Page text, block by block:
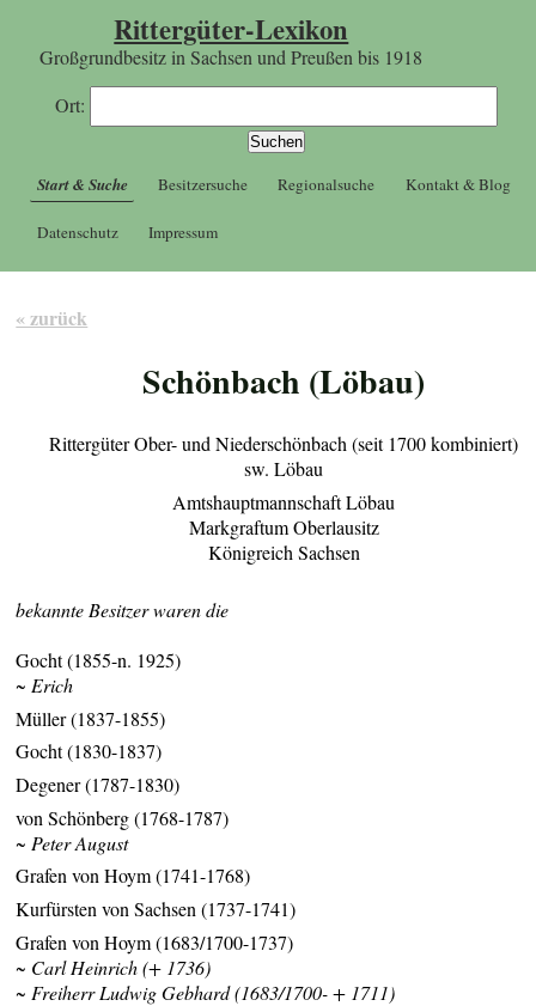
Rittergüter-Lexikon
Großgrundbesitz in Sachsen und Preußen bis 1918
Ort:
Start & Suche Besitzersuche Regionalsuche Kontakt & Blog
Datenschutz Impressum
« zurück
Schönbach (Löbau)
Rittergüter Ober- und Niederschönbach (seit 1700 kombiniert)
sw. Löbau
Amtshauptmannschaft Löbau
Markgraftum Oberlausitz
Königreich Sachsen
bekannte Besitzer waren die
Gocht (1855-n. 1925)
~ Erich
Müller (1837-1855)
Gocht (1830-1837)
Degener (1787-1830)
von Schönberg (1768-1787)
~ Peter August
Grafen von Hoym (1741-1768)
Kurfürsten von Sachsen (1737-1741)
Grafen von Hoym (1683/1700-1737)
~ Carl Heinrich (+ 1736)
~ Freiherr Ludwig Gebhard (1683/1700- + 1711)